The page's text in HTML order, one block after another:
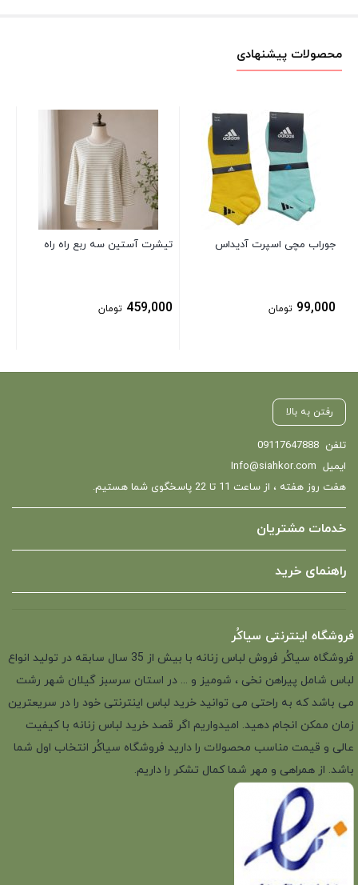
محصولات پیشنهادی
جوراب مچی اسپرت آدیداس
99,000 تومان
تیشرت آستین سه ربع راه راه
459,000 تومان
رفتن به بالا
تلفن 09117647888
ایمیل Info@siahkor.com
هفت روز هفته ، از ساعت 11 تا 22 پاسخگوی شما هستیم.
خدمات مشتریان
راهنمای خرید
فروشگاه اینترنتی سیاکُر
فروشگاه سیاکُر فروش لباس زنانه با بیش از 35 سال سابقه در تولید انواع
لباس شامل پیراهن نخی ، شومیز و ... در استان سرسبز گیلان شهر رشت
می باشد که به راحتی می توانید خرید لباس اینترنتی خود را در سریعترین
زمان ممکن انجام دهید. امیدواریم اگر قصد خرید لباس زنانه با کیفیت
عالی و قیمت مناسب محصولات را دارید فروشگاه سیاکُر انتخاب اول شما
باشد. از همراهی و مهر شما کمال تشکر را داریم.